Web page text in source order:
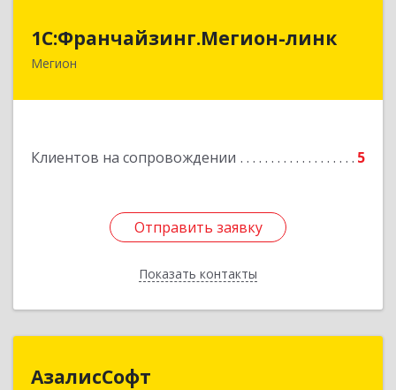
1С:Франчайзинг.Мегион-линк
Мегион
Клиентов на сопровождении 5
Отправить заявку
Показать контакты
1С:Франчайзинг.Мегион-линк
Отправить заявку
Назад
АзалисСофт